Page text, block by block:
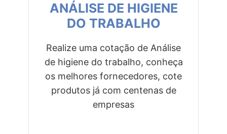
ANÁLISE DE HIGIENE
DO TRABALHO
Realize uma cotação de Análise
de higiene do trabalho, conheça
os melhores fornecedores, cote
produtos já com centenas de
empresas